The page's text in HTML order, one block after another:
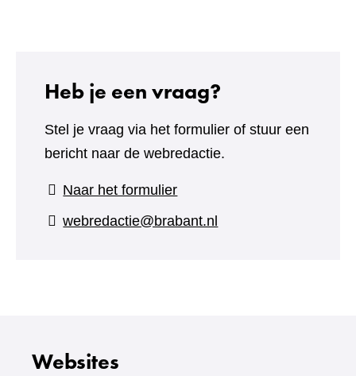
Heb je een vraag?
Stel je vraag via het formulier of stuur een
bericht naar de webredactie.
Naar het formulier(verwijst
naar
webredactie@brabant.nl
Websites